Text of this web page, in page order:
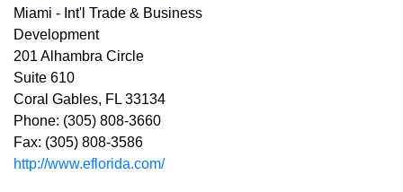
Miami - Int'l Trade & Business
Development
201 Alhambra Circle
Suite 610
Coral Gables, FL 33134
Phone: (305) 808-3660
Fax: (305) 808-3586
http://www.eflorida.com/